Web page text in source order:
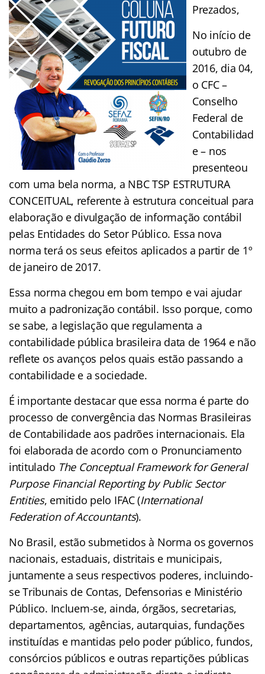
Prezados,
No início de
outubro de
2016, dia 04,
o CFC –
Conselho
Federal de
Contabilidad
e – nos
presenteou
com uma bela norma, a NBC TSP ESTRUTURA
CONCEITUAL, referente à estrutura conceitual para
elaboração e divulgação de informação contábil
pelas Entidades do Setor Público. Essa nova
norma terá os seus efeitos aplicados a partir de 1º
de janeiro de 2017.
Essa norma chegou em bom tempo e vai ajudar
muito a padronização contábil. Isso porque, como
se sabe, a legislação que regulamenta a
contabilidade pública brasileira data de 1964 e não
reflete os avanços pelos quais estão passando a
contabilidade e a sociedade.
É importante destacar que essa norma é parte do
processo de convergência das Normas Brasileiras
de Contabilidade aos padrões internacionais. Ela
foi elaborada de acordo com o Pronunciamento
intitulado The Conceptual Framework for General
Purpose Financial Reporting by Public Sector
Entities, emitido pelo IFAC (International
Federation of Accountants).
No Brasil, estão submetidos à Norma os governos
nacionais, estaduais, distritais e municipais,
juntamente a seus respectivos poderes, incluindo-
se Tribunais de Contas, Defensorias e Ministério
Público. Incluem-se, ainda, órgãos, secretarias,
departamentos, agências, autarquias, fundações
instituídas e mantidas pelo poder público, fundos,
consórcios públicos e outras repartições públicas